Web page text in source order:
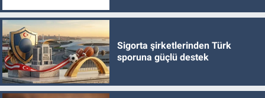
Sigorta şirketlerinden Türk
sporuna güçlü destek